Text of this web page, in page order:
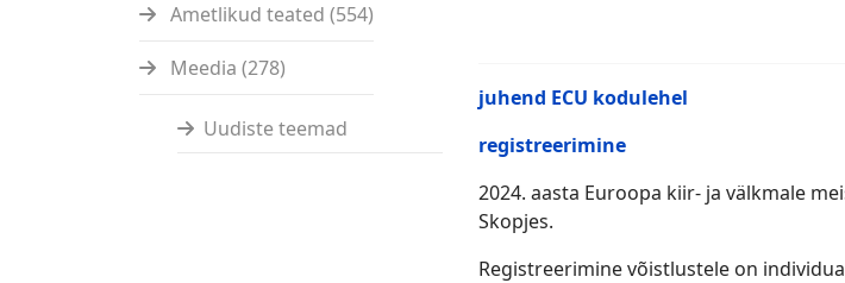
Ametlikud teated (554)
Meedia (278)
Uudiste teemad
juhend ECU kodulehel
registreerimine
2024. aasta Euroopa kiir- ja välkmale
Skopjes.
Registreerimine võistlustele on